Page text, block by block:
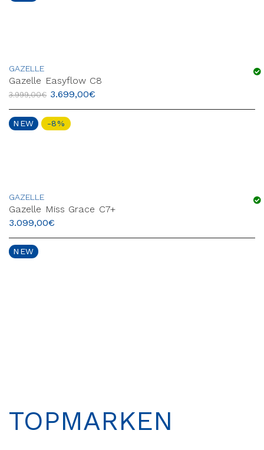
GAZELLE
Gazelle Easyflow C8
3.999,00€ 3.699,00€
NEW -8%
GAZELLE
Gazelle Miss Grace C7+
3.099,00€
NEW
TOPMARKEN